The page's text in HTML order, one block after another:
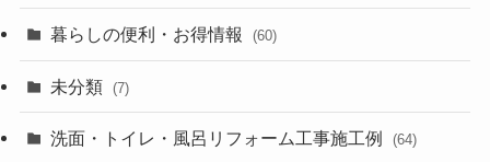
暮らしの便利・お得情報 (60)
未分類 (7)
洗面・トイレ・風呂リフォーム工事施工例 (64)